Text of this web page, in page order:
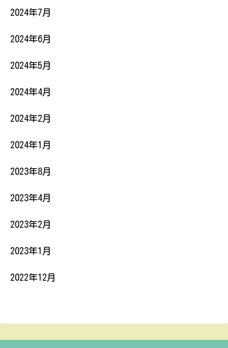
2024年7月
2024年6月
2024年5月
2024年4月
2024年2月
2024年1月
2023年8月
2023年4月
2023年2月
2023年1月
2022年12月